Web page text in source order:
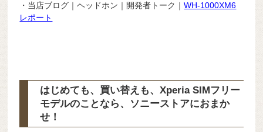
・当店ブログ｜ヘッドホン｜開発者トーク｜WH-1000XM6
レポート
はじめても、買い替えも、Xperia SIMフリー
モデルのことなら、ソニーストアにおまか
せ！